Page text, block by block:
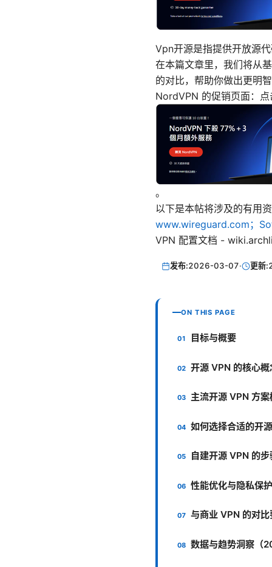
Vpn开源是指提供开放源
在本篇文章里，我们将从
的对比，帮助你做出更明
NordVPN 的促销页面：
。
以下是本帖将涉及的有用
www.wireguard.com；
VPN 配置文档 -
发布:2026-03-07· 更新:
ON THIS PAGE
目标与概要
开源 VPN 的核心
主流开源 VPN 方案
如何选择合适的开
自建开源 VPN 的
性能优化与隐私保
与商业 VPN 的对比
数据与趋势洞察（